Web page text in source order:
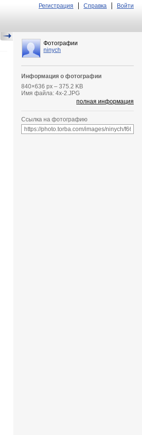
Регистрация Справка Войти
Фотографии
ninych
Информация о фотографии
840×636 px – 375.2 KB
Имя файла: 4x-2.JPG
полная информация
Ссылка на фотографию